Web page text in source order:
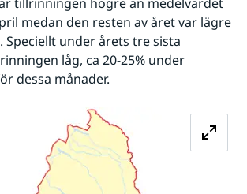
medan den resten av året var lägre
Speciellt under årets tre sista
låg, ca 20-25% under
dessa månader.